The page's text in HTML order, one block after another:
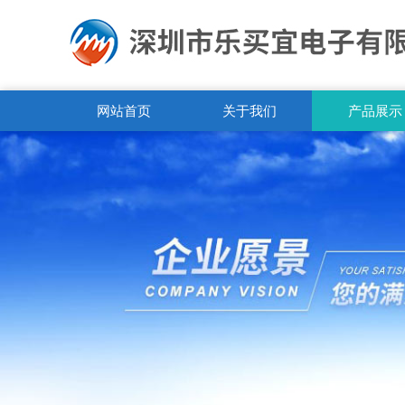
网站首页 关于我们 产品展示